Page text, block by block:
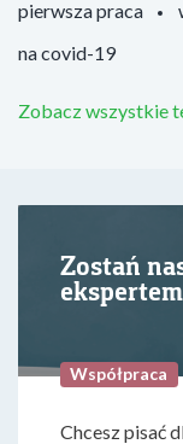
pierwsza praca
na covid-19
Zobacz wszystkie
Zostań
ekspertem
Współpraca
Chcesz pisać